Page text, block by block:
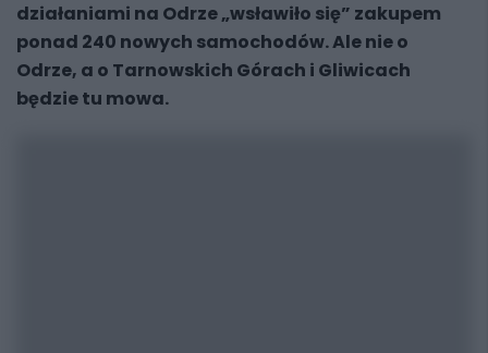
działaniami na Odrze „wsławiło się” zakupem
ponad 240 nowych samochodów. Ale nie o
Odrze, a o Tarnowskich Górach i Gliwicach
będzie tu mowa.